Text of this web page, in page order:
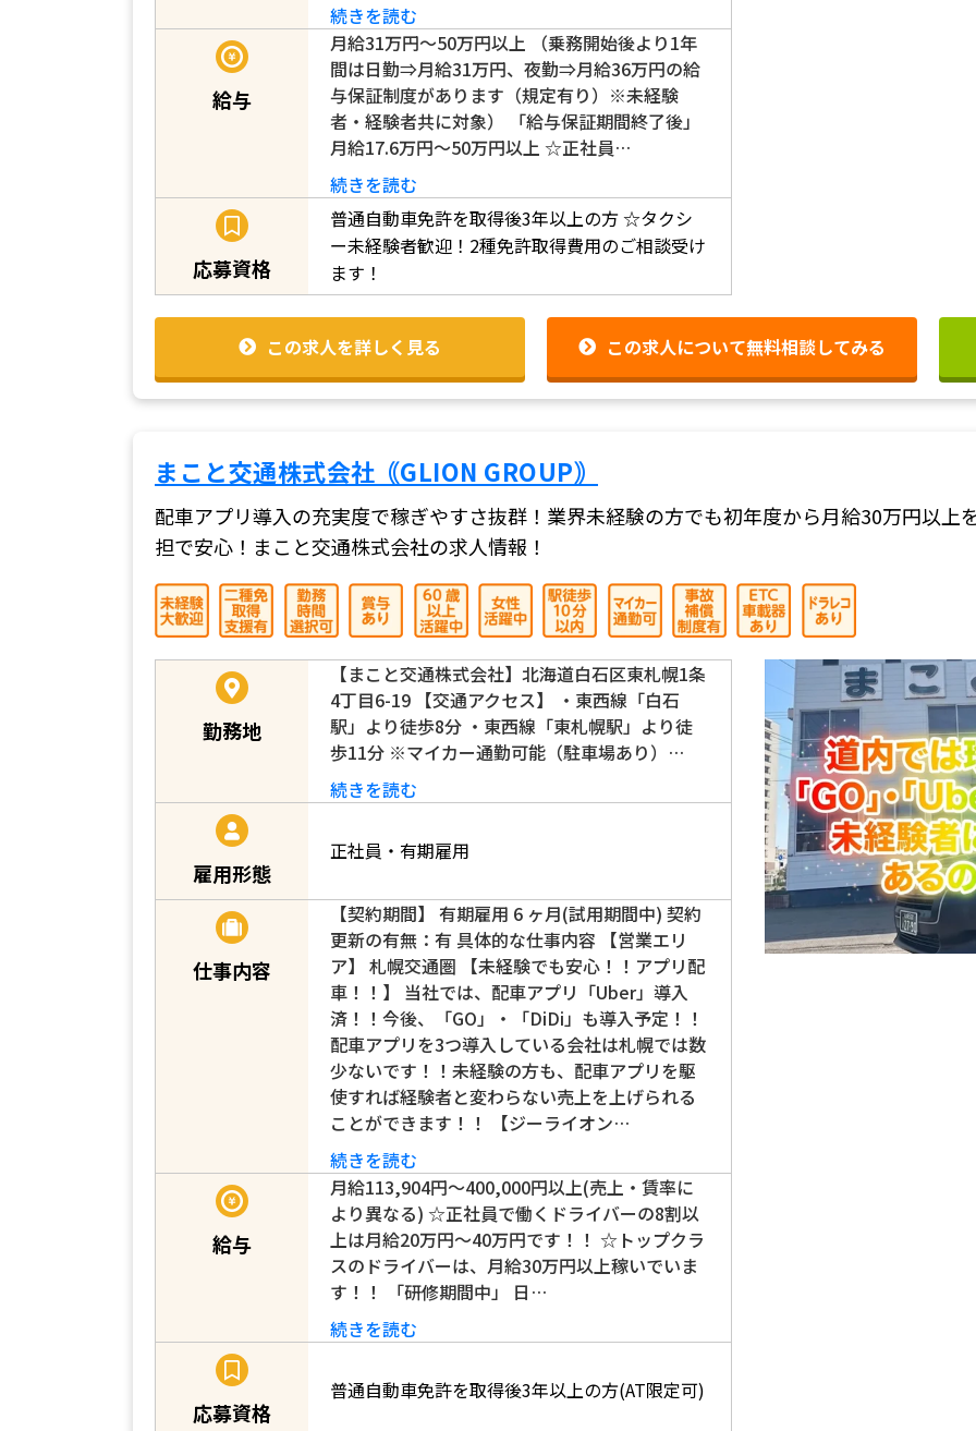
続きを読む
給与
月給31万円～50万円以上 （乗務開始後より1年
間は日勤⇒月給31万円、夜勤⇒月給36万円の給
与保証制度があります（規定有り）※未経験
者・経験者共に対象） 「給与保証期間終了後」
月給17.6万円～50万円以上 ☆正社員…
続きを読む
応募資格
普通自動車免許を取得後3年以上の方☆タクシ
ー未経験者歓迎！2種免許取得費用のご相談受け
ます！
この求人を詳しく見る この求人について無料相談してみる
まこと交通株式会社｟GLION GROUP｠
配車アプリ導入の充実度で稼ぎやすさ抜群！業界未経験の方でも初年度から月給30万円以上
担で安心！まこと交通株式会社の求人情報！
勤務地
【まこと交通株式会社】北海道白石区東札幌1条
4丁目6-19 【交通アクセス】 ・東西線「白石
駅」より徒歩8分 ・東西線「東札幌駅」より徒
歩11分 ※マイカー通勤可能（駐車場あり）…
続きを読む
雇用形態
正社員・有期雇用
仕事内容
【契約期間】 有期雇用 6 ヶ月(試用期間中) 契約
更新の有無：有 具体的な仕事内容 【営業エリ
ア】 札幌交通圏 【未経験でも安心！！アプリ配
車！！】 当社では、配車アプリ「Uber」導入
済！！今後、「GO」・「DiDi」も導入予定！！
配車アプリを3つ導入している会社は札幌では数
少ないです！！未経験の方も、配車アプリを駆
使すれば経験者と変わらない売上を上げられる
ことができます！！ 【ジーライオン…
続きを読む
給与
月給113,904円〜400,000円以上(売上・賃率に
より異なる) ☆正社員で働くドライバーの8割以
上は月給20万円〜40万円です！！ ☆トップクラ
スのドライバーは、月給30万円以上稼いでいま
す！！ 「研修期間中」 日…
続きを読む
応募資格
普通自動車免許を取得後3年以上の方(AT限定可)